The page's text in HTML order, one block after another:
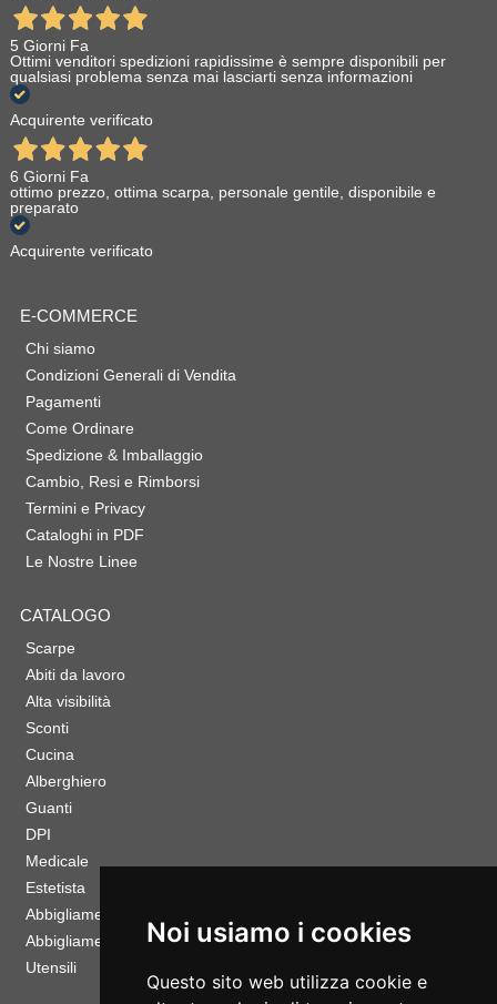
Noi usiamo i cookies
Questo sito web utilizza cookie e
5 Giorni Fa
Ottimi venditori spedizioni rapidissime è sempre disponibili per
qualsiasi problema senza mai lasciarti senza informazioni
Acquirente verificato
6 Giorni Fa
ottimo prezzo, ottima scarpa, personale gentile, disponibile e
preparato
Acquirente verificato
E-COMMERCE
Chi siamo
Condizioni Generali di Vendita
Pagamenti
Come Ordinare
Spedizione & Imballaggio
Cambio, Resi e Rimborsi
Termini e Privacy
Cataloghi in PDF
Le Nostre Linee
CATALOGO
Scarpe
Abiti da lavoro
Alta visibilità
Sconti
Cucina
Alberghiero
Guanti
DPI
Medicale
Estetista
Abbigliamento Sportivo
Abbigliamento Bambino
Utensili